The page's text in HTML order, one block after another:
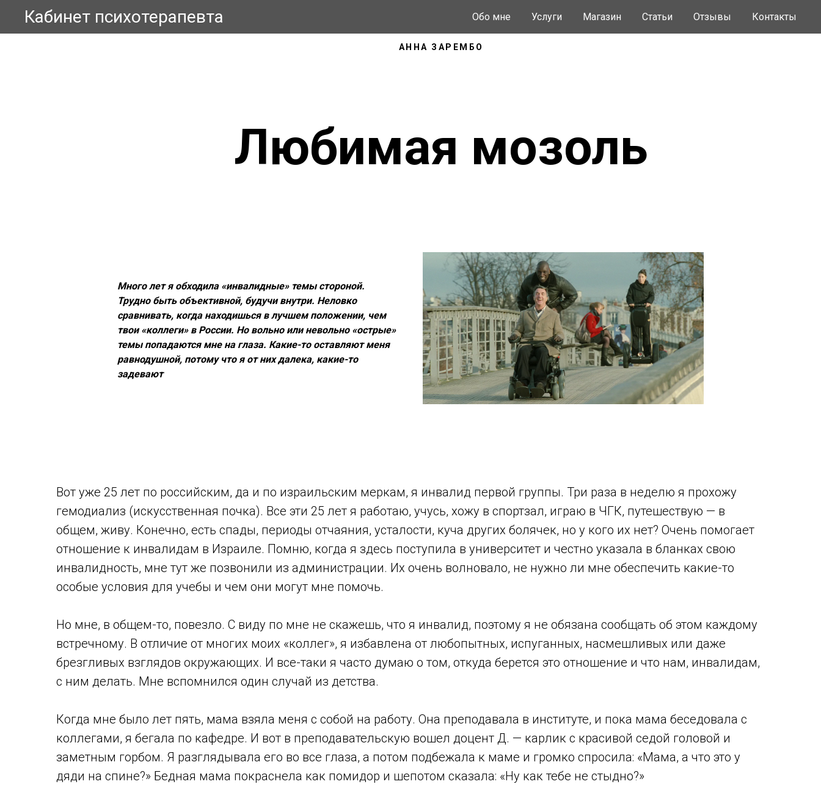
Кабинет психотерапевта Обо мне Услуги Магазин Статьи Отзывы Контакты
АННА ЗАРЕМБО
Любимая мозоль
Много лет я обходила «инвалидные» темы стороной.
Трудно быть объективной, будучи внутри. Неловко
сравнивать, когда находишься в лучшем положении, чем
твои «коллеги» в России. Но вольно или невольно «острые»
темы попадаются мне на глаза. Какие-то оставляют меня
равнодушной, потому что я от них далека, какие-то
задевают
Вот уже 25 лет по российским, да и по израильским меркам, я инвалид первой группы. Три раза в неделю я прохожу
гемодиализ (искусственная почка). Все эти 25 лет я работаю, учусь, хожу в спортзал, играю в ЧГК, путешествую — в
общем, живу. Конечно, есть спады, периоды отчаяния, усталости, куча других болячек, но у кого их нет? Очень помогает
отношение к инвалидам в Израиле. Помню, когда я здесь поступила в университет и честно указала в бланках свою
инвалидность, мне тут же позвонили из администрации. Их очень волновало, не нужно ли мне обеспечить какие-то
особые условия для учебы и чем они могут мне помочь.
Но мне, в общем-то, повезло. С виду по мне не скажешь, что я инвалид, поэтому я не обязана сообщать об этом каждому
встречному. В отличие от многих моих «коллег», я избавлена от любопытных, испуганных, насмешливых или даже
брезгливых взглядов окружающих. И все-таки я часто думаю о том, откуда берется это отношение и что нам, инвалидам,
с ним делать. Мне вспомнился один случай из детства.
Когда мне было лет пять, мама взяла меня с собой на работу. Она преподавала в институте, и пока мама беседовала с
коллегами, я бегала по кафедре. И вот в преподавательскую вошел доцент Д. — карлик с красивой седой головой и
заметным горбом. Я разглядывала его во все глаза, а потом подбежала к маме и громко спросила: «Мама, а что это у
дяди на спине?» Бедная мама покраснела как помидор и шепотом сказала: «Ну как тебе не стыдно?»